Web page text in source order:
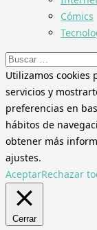
Cómics
Buscar:
Utilizamos cookies
servicios y
preferencias en
hábitos de
obtener más
ajustes.
AceptarRechazar
Cerrar